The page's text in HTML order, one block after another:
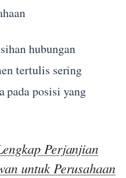
hubungan
tertulis sering
pada posisi yang
Perjanjian
untuk Perusahaan